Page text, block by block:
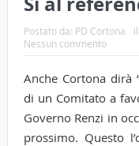
Postato da: PD Cortona il:
Nessun commento
Anche Cortona dirà
di un Comitato a
Governo Renzi in
prossimo. Questo